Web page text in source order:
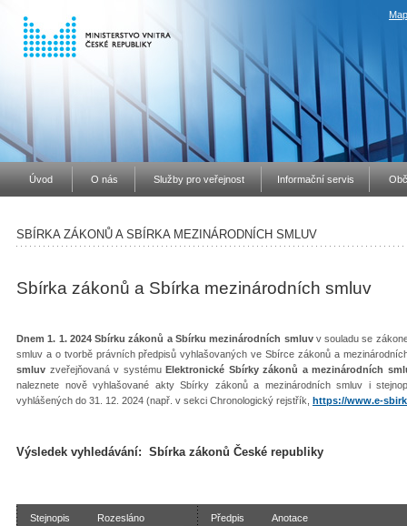
Úvod O nás Služby pro veřejnost Informační servis
SBÍRKA ZÁKONŮ A SBÍRKA MEZINÁRODNÍCH SMLUV
Sbírka zákonů a Sbírka mezinárodních smluv
Dnem 1. 1. 2024 Sbírku zákonů a Sbírku mezinárodních smluvv souladu se
smluv a o tvorbě právních předpisů vyhlašovaných ve Sbírce zákonů a
smluv zveřejňovaná v systémuElektronické Sbírky zákonů a mezinárodních
naleznete nově vyhlašované akty Sbírky zákonů a mezinárodních smluv i
vyhlášených do 31. 12. 2024 (např. v sekci Chronologický rejstřík, https://www.e-
Výsledek vyhledávání: Sbírka zákonů České republiky
Stejnopis
Rozesláno
Předpis Anotace